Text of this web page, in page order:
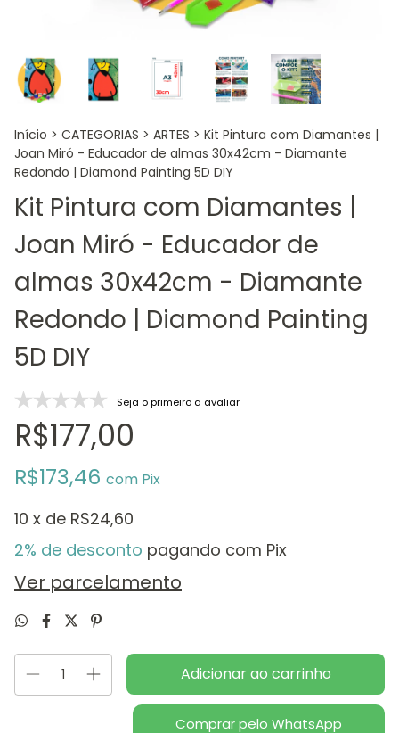
Início > CATEGORIAS > ARTES > Kit Pintura com Diamantes |
Joan Miró - Educador de almas 30x42cm - Diamante
Redondo | Diamond Painting 5D DIY
Kit Pintura com Diamantes |
Joan Miró - Educador de
almas 30x42cm - Diamante
Redondo | Diamond Painting
5D DIY
Seja o primeiro a avaliar
R$177,00
R$173,46 com Pix
10 x de R$24,60
2% de desconto pagando com Pix
Ver parcelamento
Comprar pelo WhatsApp